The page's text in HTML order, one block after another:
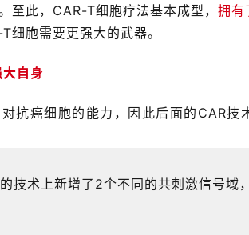
至此，CAR-T细胞疗法基本成型， 拥有
细胞需要更强大的武器。
自身
抗癌细胞的能力，因此后面的CAR技
技术上新增了2个不同的共刺激信号域